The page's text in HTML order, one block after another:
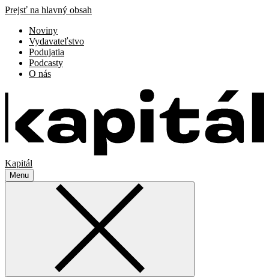
Prejsť na hlavný obsah
Noviny
Vydavateľstvo
Podujatia
Podcasty
O nás
Kapitál
Menu